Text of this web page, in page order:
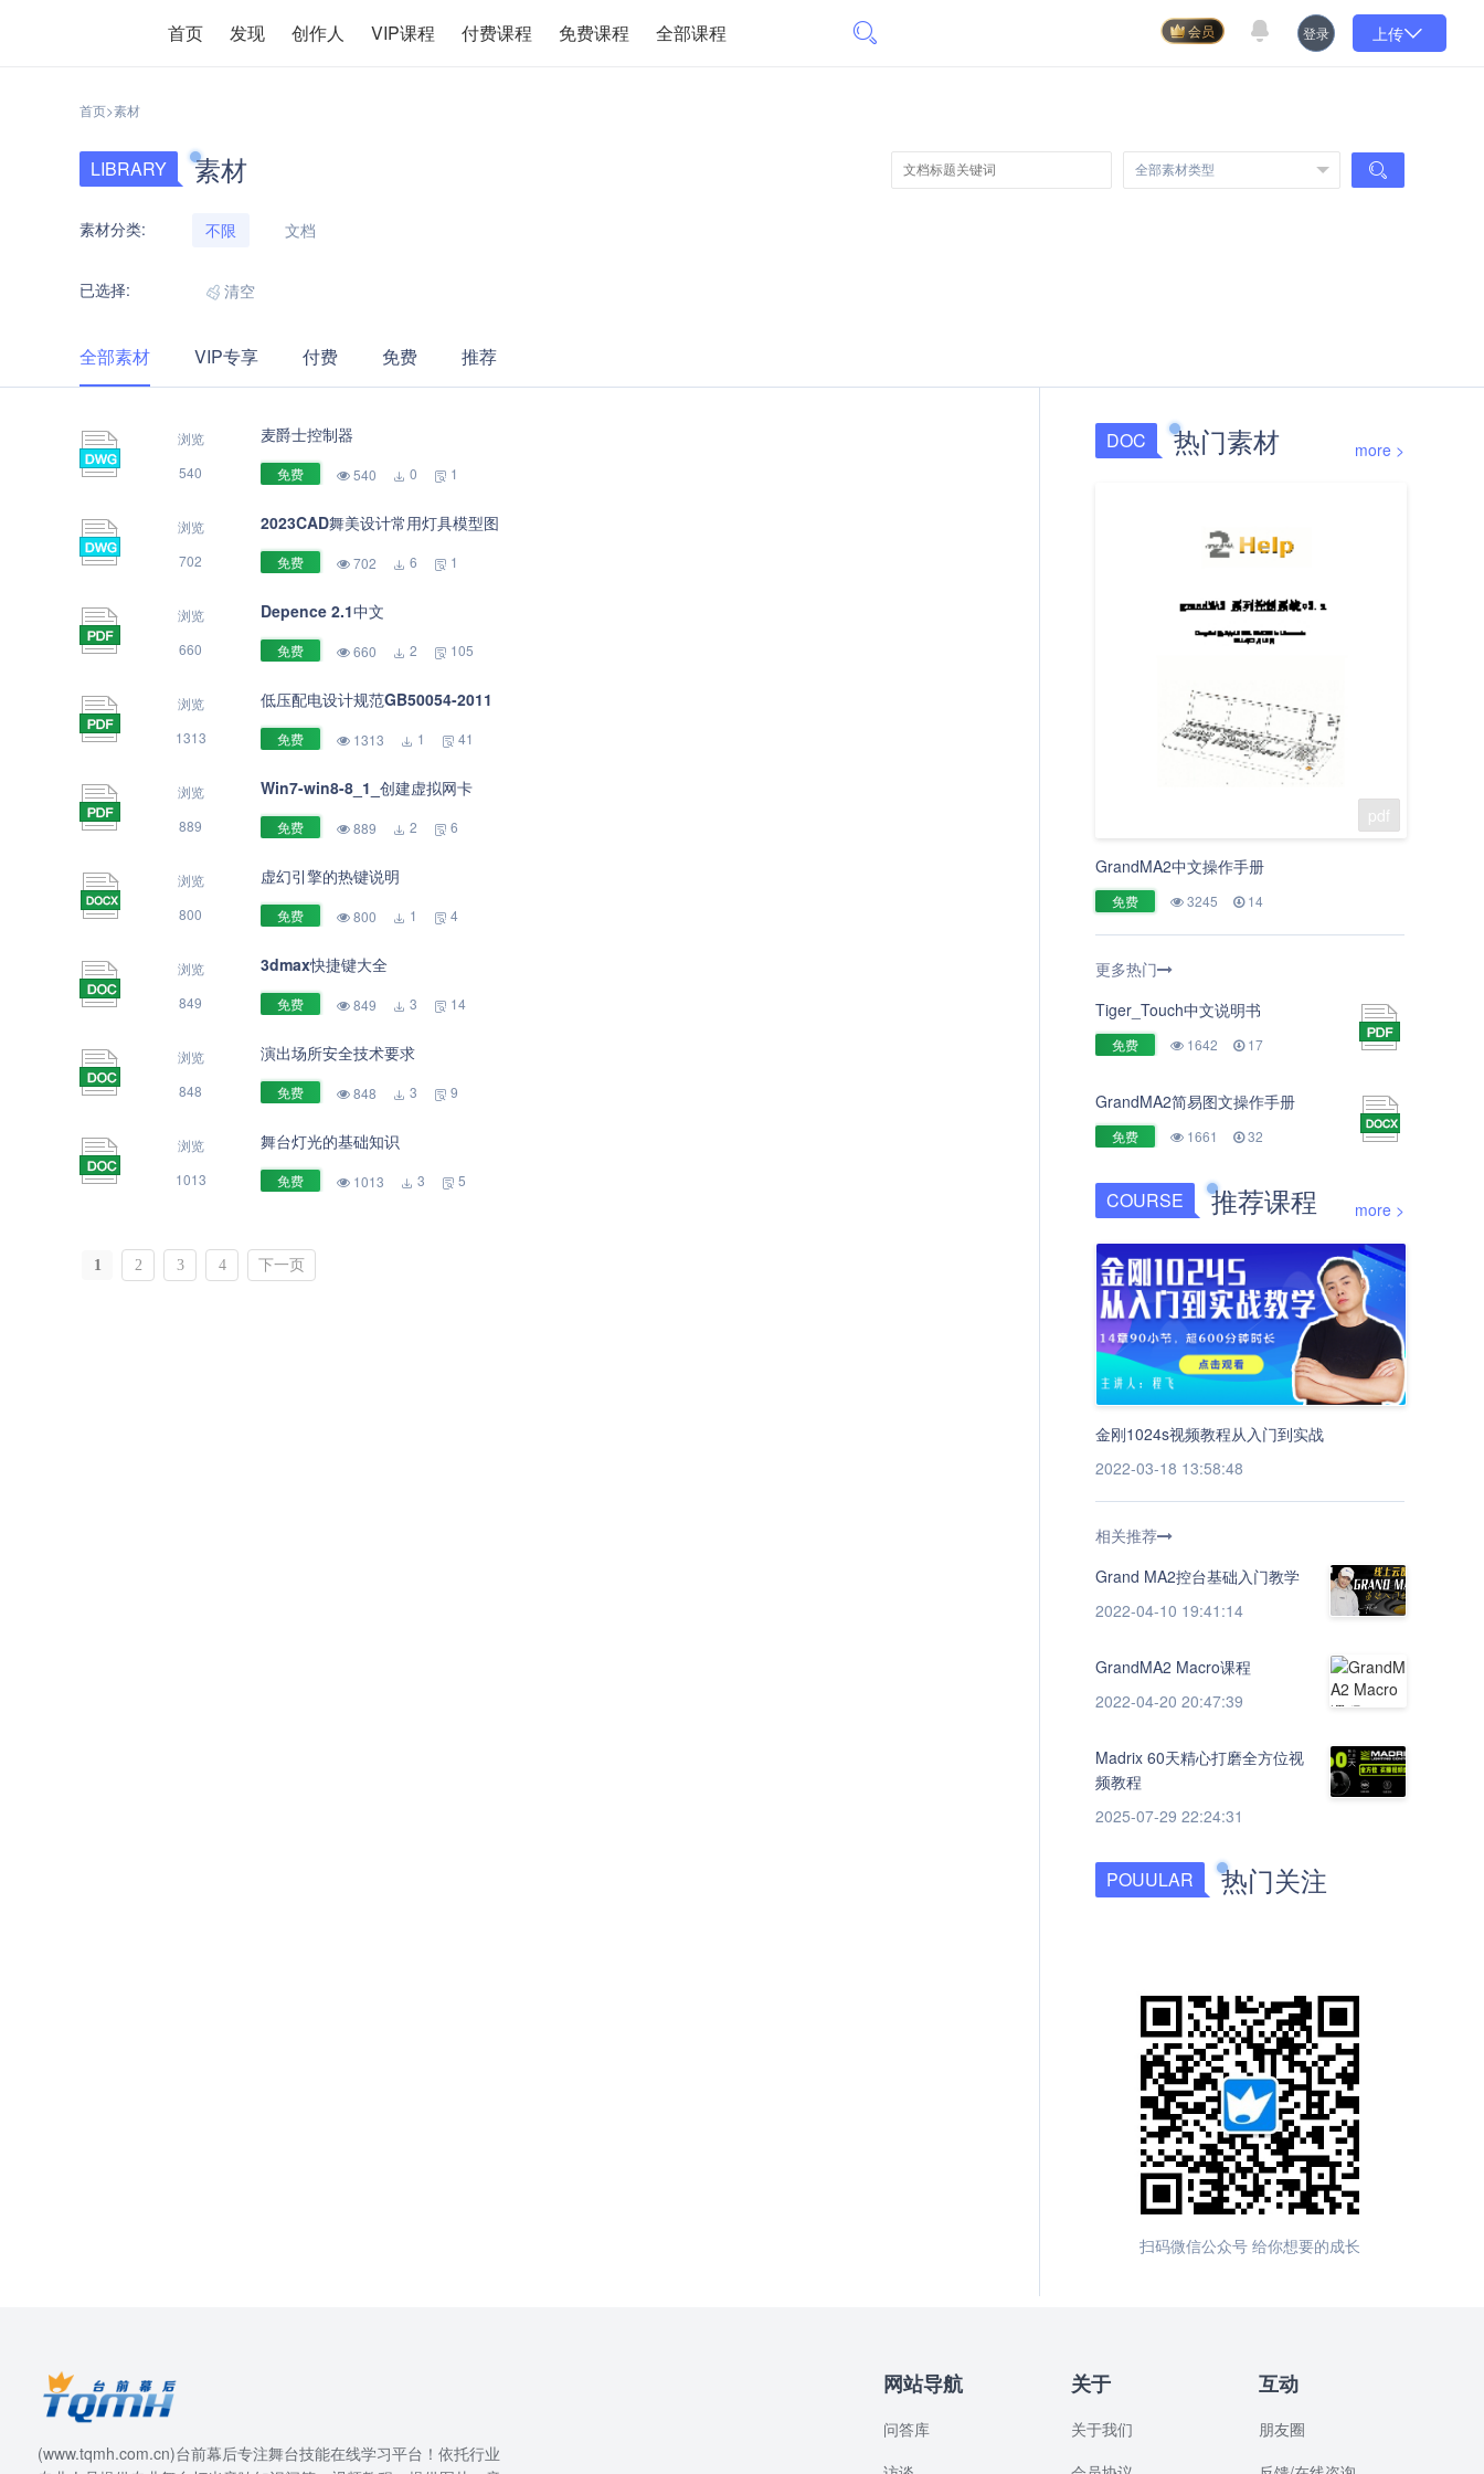
首页 发现 创作人 VIP课程 付费课程 免费课程 全部课程 会员 登录 上传
首页>素材
LIBRARY 素材
素材分类: 不限 文档
已选择: 清空
全部素材 VIP专享 付费 免费 推荐
浏览
540
麦爵士控制器
免费 540 0 1
浏览
702
2023CAD舞美设计常用灯具模型图
免费 702 6 1
浏览
660
Depence 2.1中文
免费 660 2 105
浏览
1313
低压配电设计规范GB50054-2011
免费 1313 1 41
浏览
889
Win7-win8-8_1_创建虚拟网卡
免费 889 2 6
浏览
800
虚幻引擎的热键说明
免费 800 1 4
浏览
849
3dmax快捷键大全
免费 849 3 14
浏览
848
演出场所安全技术要求
免费 848 3 9
浏览
1013
舞台灯光的基础知识
免费 1013 3 5
1 2 3 4 下一页
DOC 热门素材 more >
pdf
GrandMA2中文操作手册
免费 3245 14
更多热门
Tiger_Touch中文说明书
免费 1642 17
GrandMA2简易图文操作手册
免费 1661 32
COURSE 推荐课程 more >
金刚1024s视频教程从入门到实战
2022-03-18 13:58:48
相关推荐
Grand MA2控台基础入门教学
2022-04-10 19:41:14
GrandMA2 Macro课程
2022-04-20 20:47:39
Madrix 60天精心打磨全方位视
频教程
2025-07-29 22:24:31
POUULAR 热门关注
扫码微信公众号 给你想要的成长
(www.tqmh.com.cn)台前幕后专注舞台技能在线学习平台！依托行业
网站导航
问答库
关于
关于我们
互动
朋友圈